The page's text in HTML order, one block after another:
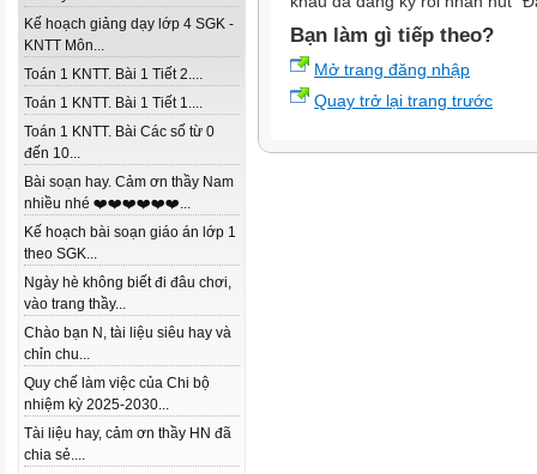
Kế hoạch giảng dạy lớp 4 SGK -
KNTT Môn...
Toán 1 KNTT. Bài 1 Tiết 2....
Toán 1 KNTT. Bài 1 Tiết 1....
Toán 1 KNTT. Bài Các số từ 0
đến 10...
Bài soạn hay. Cảm ơn thầy Nam
nhiều nhé ❤️❤️❤️❤️❤️❤️...
Kế hoạch bài soạn giáo án lớp 1
theo SGK...
Ngày hè không biết đi đâu chơi,
vào trang thầy...
Chào bạn N, tài liệu siêu hay và
chỉn chu...
Quy chế làm việc của Chi bộ
nhiệm kỳ 2025-2030...
Tài liệu hay, cảm ơn thầy HN đã
chia sẻ....
Bạn làm gì tiếp theo?
Mở trang đăng nhập
Quay trở lại trang trước